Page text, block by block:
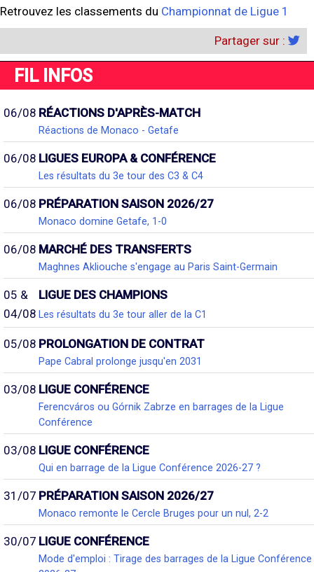
Retrouvez les classements du Championnat de Ligue 1
Partager sur :
FIL INFOS
06/08 RÉACTIONS D'APRÈS-MATCH
Réactions de Monaco - Getafe
06/08 LIGUES EUROPA & CONFÉRENCE
Les résultats du 3e tour des C3 & C4
06/08 PRÉPARATION SAISON 2026/27
Monaco domine Getafe, 1-0
06/08 MARCHÉ DES TRANSFERTS
Maghnes Akliouche s'engage au Paris Saint-Germain
05 &
04/08
LIGUE DES CHAMPIONS
Les résultats du 3e tour aller de la C1
05/08 PROLONGATION DE CONTRAT
Pape Cabral prolonge jusqu'en 2031
03/08 LIGUE CONFÉRENCE
Ferencváros ou Górnik Zabrze en barrages de la Ligue
Conférence
03/08 LIGUE CONFÉRENCE
Qui en barrage de la Ligue Conférence 2026-27 ?
31/07 PRÉPARATION SAISON 2026/27
Monaco remonte le Cercle Bruges pour un nul, 2-2
30/07 LIGUE CONFÉRENCE
Mode d'emploi : Tirage des barrages de la Ligue Conférence